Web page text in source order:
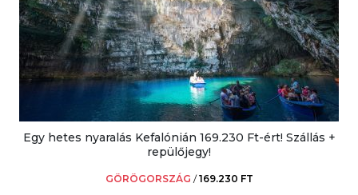
Egy hetes nyaralás Kefalónián 169.230 Ft-ért! Szállás +
repülőjegy!
GÖRÖGORSZÁG /169.230 FT